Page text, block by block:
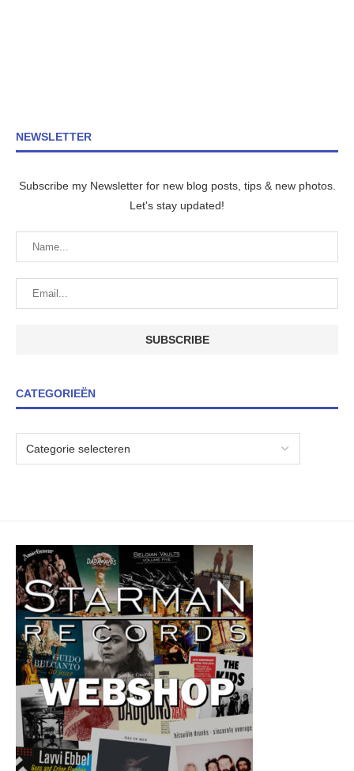
NEWSLETTER
Subscribe my Newsletter for new blog posts, tips & new photos.
Let's stay updated!
CATEGORIEËN